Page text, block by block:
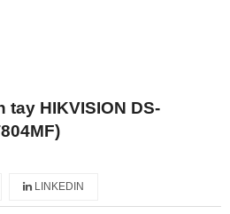
tay HIKVISION DS-
LINKEDIN